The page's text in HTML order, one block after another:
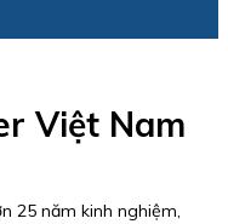
Việt Nam
25 năm kinh nghiệm,